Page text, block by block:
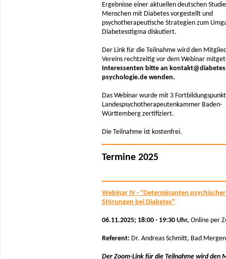
Ergebnisse einer aktuellen deutschen
Menschen mit Diabetes vorgestellt und
psychotherapeutische Strategien zum
Diabetesstigma diskutiert.
Der Link für die Teilnahme wird den
Vereins rechtzeitig vor dem Webinar
Interessenten bitte an
psychologie.de wenden.
Das Webinar wurde mit 3
Landespsychotherapeutenkammer Baden-
Württemberg zertifiziert.
Die Teilnahme ist kostenfrei.
Termine 2025
Webinar IV - "Determinanten psychischer
Störungen bei Diabetes"
06.11.2025; 18:00 - 19:30 Uhr, Online per
Referent: Dr. Andreas Schmitt, Bad
Der Zoom-Link für die Teilnahme wird den